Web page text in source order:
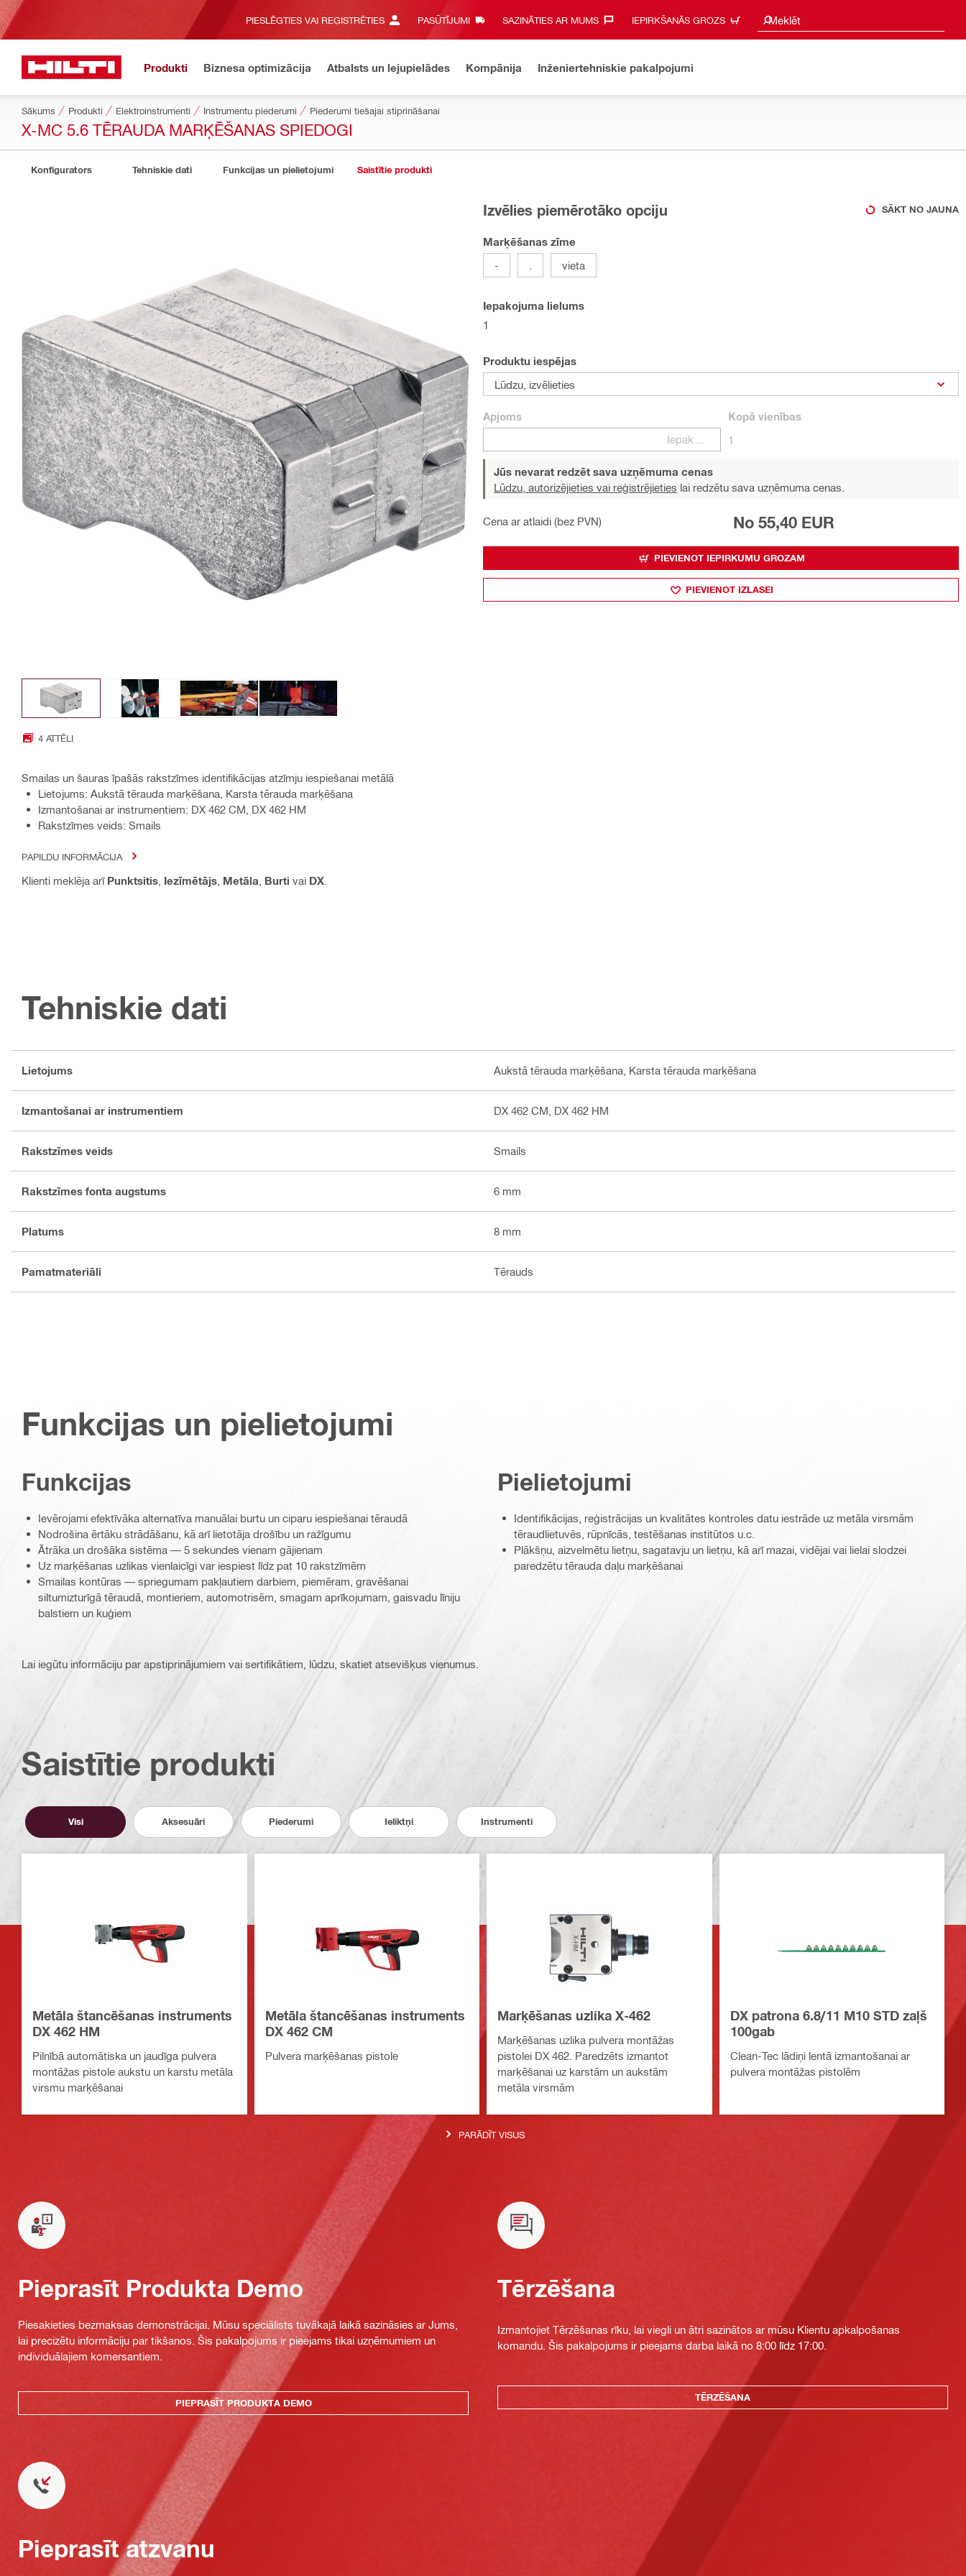
PIESLĒGTIES VAI REĢISTRĒTIES PASŪTĪJUMI SAZINĀTIES AR MUMS‎ IEPIRKŠANĀS GROZS Meklēt
Meklēšanas ieteikumi
Produkti Biznesa optimizācija Atbalsts un lejupielādes Kompānija Inženiertehniskie pakalpojumi
Sākums Produkti Elektroinstrumenti Instrumentu piederumi Piederumi tiešajai stiprināšanai
X-MC 5.6 TĒRAUDA MARĶĒŠANAS SPIEDOGI
Konfigurators Tehniskie dati Funkcijas un pielietojumi Saistītie produkti
4 ATTĒLI
Smailas un šauras īpašās rakstzīmes identifikācijas atzīmju iespiešanai metālā
Lietojums: Aukstā tērauda marķēšana, Karsta tērauda marķēšana
Izmantošanai ar instrumentiem: DX 462 CM, DX 462 HM
Rakstzīmes veids: Smails
PAPILDU INFORMĀCIJA
Klienti meklēja arī Punktsitis Iezīmētājs Metāla Burti vai DX
Izvēlies piemērotāko opciju SĀKT NO JAUNA
Marķēšanas zīme
-
vieta
Iepakojuma lielums
1
Produktu iespējas
Lūdzu, izvēlieties
Apjoms
Kopā vienības
1
Jūs nevarat redzēt sava uzņēmuma cenas
Lūdzu, autorizējieties vai reģistrējieties lai redzētu sava uzņēmuma cenas.
Cena ar atlaidi (bez PVN) No 55,40 EUR
PIEVIENOT IEPIRKUMU GROZAM
PIEVIENOT IZLASEI
Tehniskie dati
Lietojums Aukstā tērauda marķēšana, Karsta tērauda marķēšana
Izmantošanai ar instrumentiem DX 462 CM, DX 462 HM
Rakstzīmes veids Smails
Rakstzīmes fonta augstums 6 mm
Platums 8 mm
Pamatmateriāli Tērauds
Funkcijas un pielietojumi
Funkcijas
Ievērojami efektīvāka alternatīva manuālai burtu un ciparu iespiešanai tēraudā
Nodrošina ērtāku strādāšanu, kā arī lietotāja drošību un ražīgumu
Ātrāka un drošāka sistēma — 5 sekundes vienam gājienam
Uz marķēšanas uzlikas vienlaicīgi var iespiest līdz pat 10 rakstzīmēm
Smailas kontūras — spriegumam pakļautiem darbiem, piemēram, gravēšanai
siltumizturīgā tēraudā, montieriem, automotrisēm, smagam aprīkojumam, gaisvadu līniju
balstiem un kuģiem
Pielietojumi
Identifikācijas, reģistrācijas un kvalitātes kontroles datu iestrāde uz metāla virsmām
tēraudlietuvēs, rūpnīcās, testēšanas institūtos u.c.
Plākšņu, aizvelmētu lietņu, sagatavju un lietņu, kā arī mazai, vidējai vai lielai slodzei
paredzētu tērauda daļu marķēšanai
Lai iegūtu informāciju par apstiprinājumiem vai sertifikātiem, lūdzu, skatiet atsevišķus vienumus.
Saistītie produkti
Visi Aksesuāri Piederumi Ieliktņi Instrumenti
Metāla štancēšanas instruments
DX 462 HM
Pilnībā automātiska un jaudīga pulvera
montāžas pistole aukstu un karstu metāla
virsmu marķēšanai
Metāla štancēšanas instruments
DX 462 CM
Pulvera marķēšanas pistole
Marķēšanas uzlika X-462
Marķēšanas uzlika pulvera montāžas
pistolei DX 462. Paredzēts izmantot
marķēšanai uz karstām un aukstām
metāla virsmām
DX patrona 6.8/11 M10 STD zaļš
100gab
Clean-Tec lādiņi lentā izmantošanai ar
pulvera montāžas pistolēm
PARĀDĪT VISUS
Pieprasīt Produkta Demo
Piesakieties bezmaksas demonstrācijai. Mūsu speciālists tuvākajā laikā sazināsies ar Jums,
lai precizētu informāciju par tikšanos. Šis pakalpojums ir pieejams tikai uzņēmumiem un
individuālajiem komersantiem.
PIEPRASĪT PRODUKTA DEMO
Tērzēšana
Izmantojiet Tērzēšanas rīku, lai viegli un ātri sazinātos ar mūsu Klientu apkalpošanas
komandu. Šis pakalpojums ir pieejams darba laikā no 8:00 līdz 17:00.
TĒRZĒŠANA
Pieprasīt atzvanu